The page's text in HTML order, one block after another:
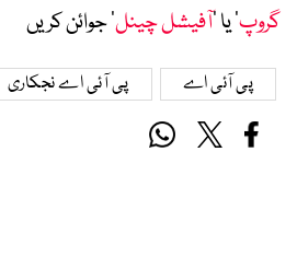
گروپ‘ یا ’آفیشل چینل‘ جوائن کریں
پی آئی اے پی آئی اے نجکاری